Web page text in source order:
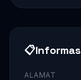
📋
ALAMAT